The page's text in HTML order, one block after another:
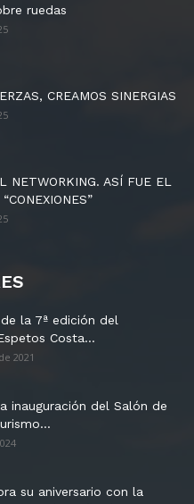
ruedas
CREAMOS SINERGIAS
NETWORKING. ASÍ FUE EL
la 7ª edición del
Costa...
2021
inauguración del Salón de
su aniversario con la